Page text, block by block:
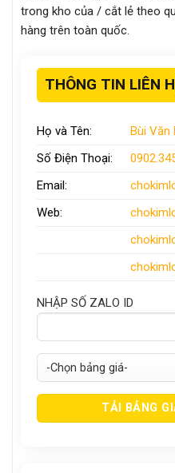
trong kho của / cắt lẻ theo
hàng trên toàn quốc.
THÔNG TIN LIÊN
Họ và Tên:
Bùi Văn
Số Điện Thoại:
Email:
Web:
NHẬP SỐ ZALO ID